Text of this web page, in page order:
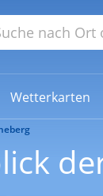
Wetterkarten